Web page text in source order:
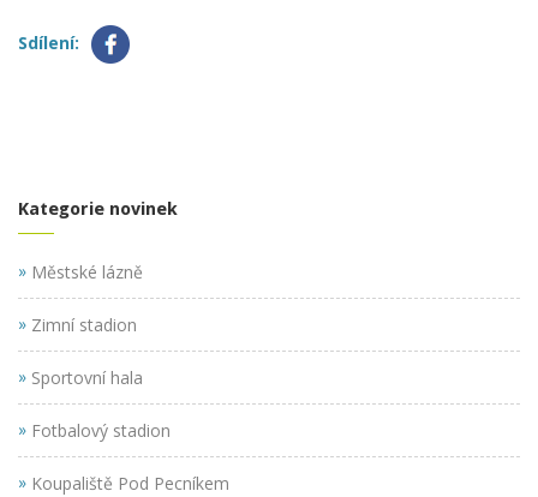
Sdílení:
Kategorie novinek
» Městské lázně
» Zimní stadion
» Sportovní hala
» Fotbalový stadion
» Koupaliště Pod Pecníkem